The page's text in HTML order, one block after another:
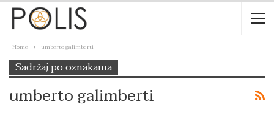
Home umberto galimberti
Sadržaj po oznakama
umberto galimberti